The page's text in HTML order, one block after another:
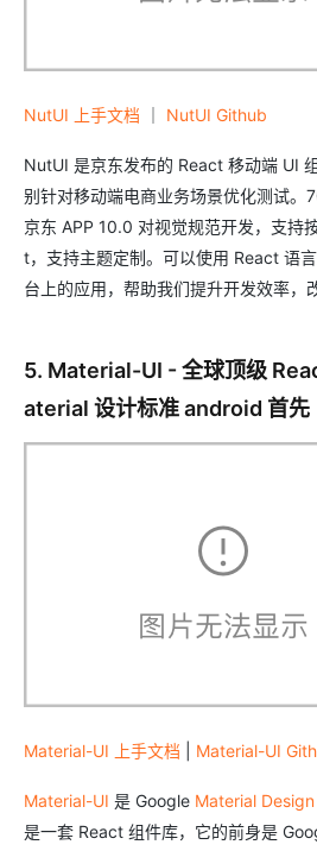
NutUI 上手文档 NutUI Github
NutUI 是京东发布的 React 移动端 UI
别针对移动端电商业务场景优化测试。
京东 APP 10.0 对视觉规范开发，支持
t，支持主题定制。可以使用 React 语
台上的应用，帮助我们提升开发效率，
5. Material-UI - 全球顶级
aterial 设计标准 android 首先
Material-UI 上手文档 Material-UI
Material-UI 是 Google Material Design
是一套 React 组件库，它的前身是